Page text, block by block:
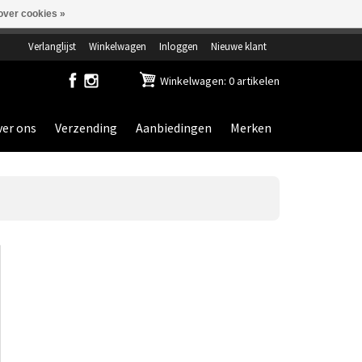
Verlanglijst Winkelwagen Inloggen Nieuwe klant
Winkelwagen: 0 artikelen
ons Verzending Aanbiedingen Merken
cookies »
gesloten.